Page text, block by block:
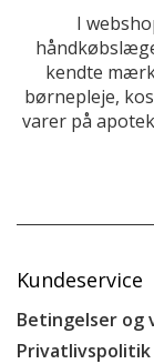
I
kendte
børnepleje,
varer på
Kundeservice
Betingelser og
Privatlivspolitik